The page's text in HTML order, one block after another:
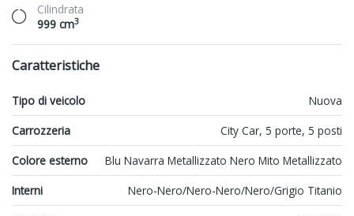
Cilindrata
999 cm3
Caratteristiche
Tipo di veicolo
Nuova
Carrozzeria
City Car, 5 porte, 5 posti
Colore esterno
Blu Navarra Metallizzato Nero Mito Metallizzato
Interni
Nero-Nero/Nero-Nero/Nero/Grigio Titanio